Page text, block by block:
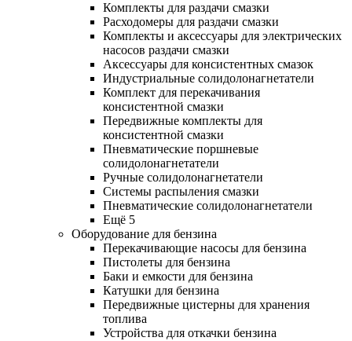
Комплекты для раздачи смазки
Расходомеры для раздачи смазки
Комплекты и аксессуары для электрических
насосов раздачи смазки
Аксессуары для консистентных смазок
Индустриальные солидолонагнетатели
Комплект для перекачивания
консистентной смазки
Передвижные комплекты для
консистентной смазки
Пневматические поршневые
солидолонагнетатели
Ручные солидолонагнетатели
Системы распыления смазки
Пневматические солидолонагнетатели
Ещё 5
Оборудование для бензина
Перекачивающие насосы для бензина
Пистолеты для бензина
Баки и емкости для бензина
Катушки для бензина
Передвижные цистерны для хранения
топлива
Устройства для откачки бензина